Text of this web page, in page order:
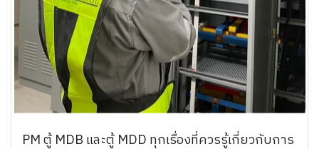
PM ตู้ MDB และตู้ MDD ทุกเรื่องที่ควรรู้เกี่ยวกับการ